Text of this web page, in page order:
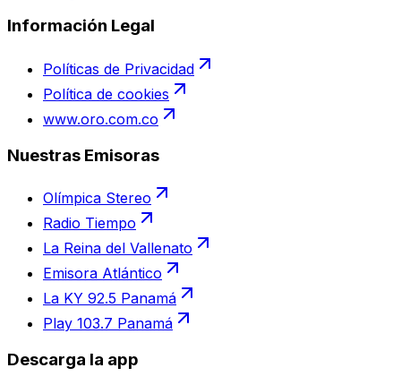
Información Legal
Políticas de Privacidad
Política de cookies
www.oro.com.co
Nuestras Emisoras
Olímpica Stereo
Radio Tiempo
La Reina del Vallenato
Emisora Atlántico
La KY 92.5 Panamá
Play 103.7 Panamá
Descarga la app